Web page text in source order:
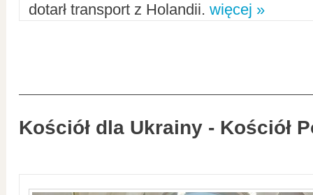
dotarł transport z Holandii. więcej »
Kościół dla Ukrainy - Kościół